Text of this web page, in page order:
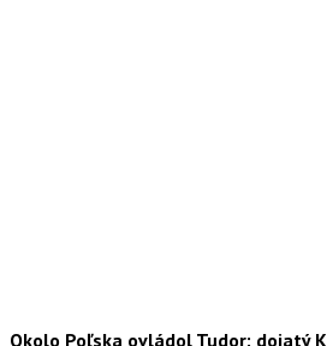
Okolo Poľska ovládol Tudor: dojatý